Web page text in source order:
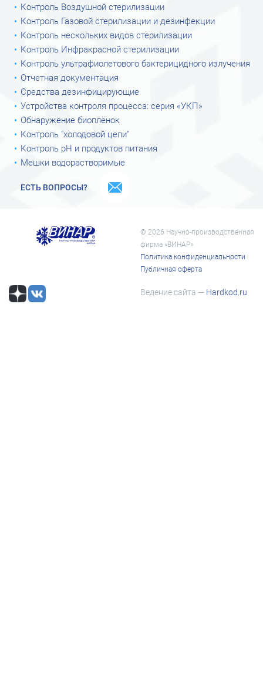
Контроль Воздушной стерилизации
Контроль Газовой стерилизации и дезинфекции
Контроль нескольких видов стерилизации
Контроль Инфракрасной стерилизации
Контроль ультрафиолетового бактерицидного излучения
Отчетная документация
Средства дезинфицирующие
Устройства контроля процесса: серия «УКП»
Обнаружение биоплёнок
Контроль "холодовой цепи"
Контроль рН и продуктов питания
Мешки водорастворимые
ЕСТЬ ВОПРОСЫ?
© 2026 Научно-производственная
фирма «ВИНАР»
Политика конфиденциальности
Публичная оферта
Ведение сайта — Hardkod.ru